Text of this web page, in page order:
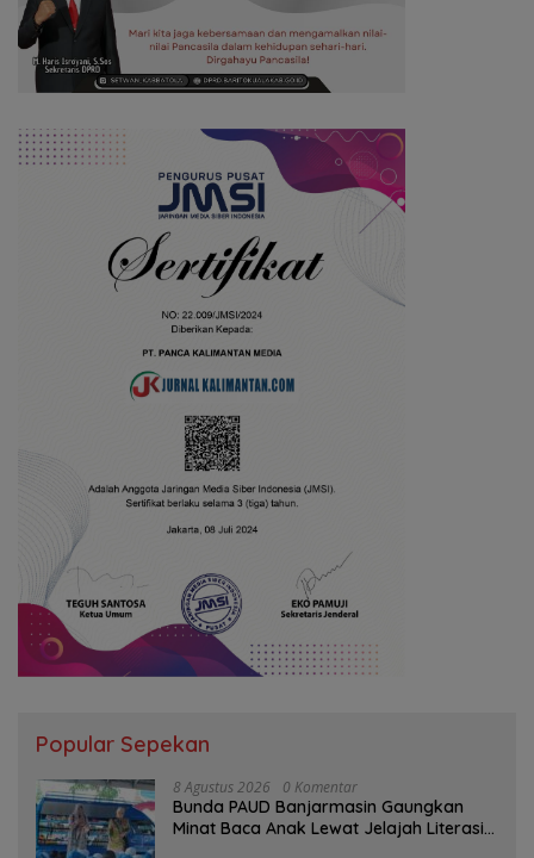
Popular Sepekan
8 Agustus 2026 0 Komentar
Bunda PAUD Banjarmasin Gaungkan
Minat Baca Anak Lewat Jelajah Literasi